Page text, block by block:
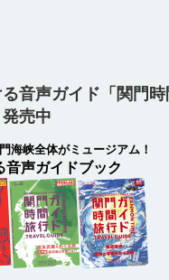
音声ガイド「関門時
売中
海峡全体がミュージアム！
音声ガイドブック